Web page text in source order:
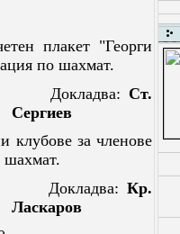
плакет "Георги
по шахмат.
Докладва: Ст.
Сергиев
клубове за членове
шахмат.
Докладва:Кр.
Ласкаров